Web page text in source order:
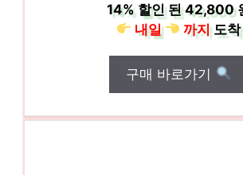
14%할인 된42,800
내일
까지도착
구매 바로가기